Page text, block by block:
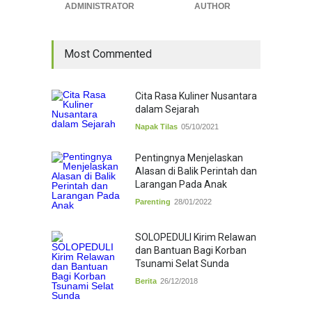
ADMINISTRATOR AUTHOR
Most Commented
Cita Rasa Kuliner Nusantara
dalam Sejarah
Napak Tilas 05/10/2021
Pentingnya Menjelaskan
Alasan di Balik Perintah dan
Larangan Pada Anak
Parenting 28/01/2022
SOLOPEDULI Kirim Relawan
dan Bantuan Bagi Korban
Tsunami Selat Sunda
Berita 26/12/2018